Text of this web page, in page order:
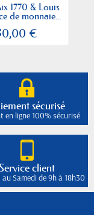
1770 & Louis
de monnaie...
€
sécurisé
en ligne 100% sécurisé
client
Samedi de 9h à 18h30